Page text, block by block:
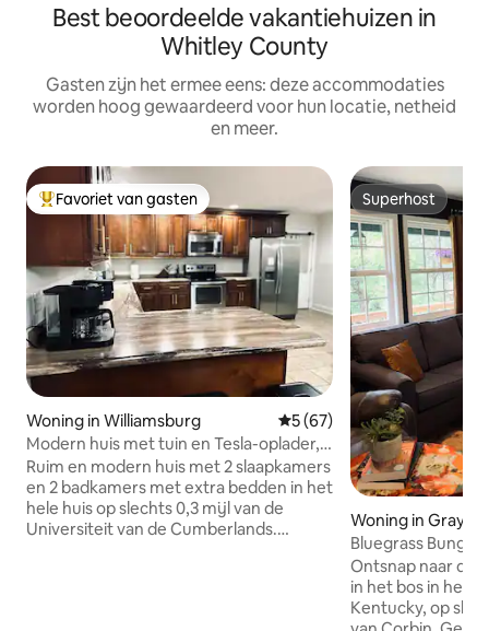
Best beoordeelde vakantiehuizen in
Whitley County
Gasten zijn het ermee eens: deze accommodaties
worden hoog gewaardeerd voor hun locatie, netheid
en meer.
Topfavoriet van gasten
Favoriet van gasten
Woning in Williamsburg Gemiddelde beoordeling
5 (67)
Modern huis met tuin en Tesla-oplader,
naast UC!
Ruim en modern huis met 2 slaapkamers
en 2 badkamers met extra bedden in het
hele huis op slechts 0,3 mijl van de
Universiteit van de Cumberlands.
Superhost
Superhost
Woning in Gray
Bluegrass
Ontsnap naar dit
in het bos in het
Kentucky, op